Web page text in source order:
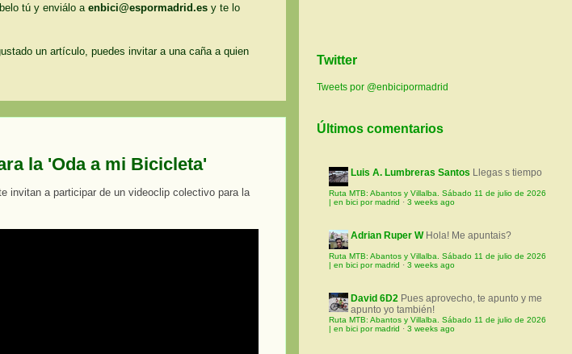
tú y enviálo a enbici@espormadrid.es y te lo
un artículo, puedes invitar a una caña a quien
la 'Oda a mi Bicicleta'
invitan a participar de un videoclip colectivo para la
Twitter
Tweets por @enbicipormadrid
Últimos comentarios
Luis A. Lumbreras Santos Llegas s tiempo
Ruta MTB: Abantos y Villalba. Sábado 11 de julio de 2026
| en bici por madrid · 3 weeks ago
Adrian Ruper W Hola! Me apuntais?
Ruta MTB: Abantos y Villalba. Sábado 11 de julio de 2026
| en bici por madrid · 3 weeks ago
David 6D2 Pues aprovecho, te apunto y me
apunto yo también!
Ruta MTB: Abantos y Villalba. Sábado 11 de julio de 2026
| en bici por madrid · 3 weeks ago